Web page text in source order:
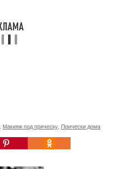
Макияж под прическу Прически дома